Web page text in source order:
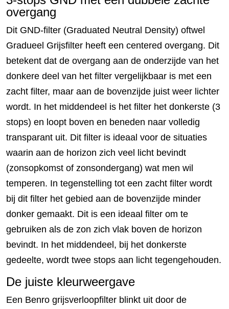
overgang
Dit GND-filter (Graduated Neutral Density) oftwel
Gradueel Grijsfilter heeft een centered overgang. Dit
betekent dat de overgang aan de onderzijde van het
donkere deel van het filter vergelijkbaar is met een
zacht filter, maar aan de bovenzijde juist weer lichter
wordt. In het middendeel is het filter het donkerste (3
stops) en loopt boven en beneden naar volledig
transparant uit. Dit filter is ideaal voor de situaties
waarin aan de horizon zich veel licht bevindt
(zonsopkomst of zonsondergang) wat men wil
temperen. In tegenstelling tot een zacht filter wordt
bij dit filter het gebied aan de bovenzijde minder
donker gemaakt. Dit is een ideaal filter om te
gebruiken als de zon zich vlak boven de horizon
bevindt. In het middendeel, bij het donkerste
gedeelte, wordt twee stops aan licht tegengehouden.
De juiste kleurweergave
Een Benro grijsverloopfilter blinkt uit door de